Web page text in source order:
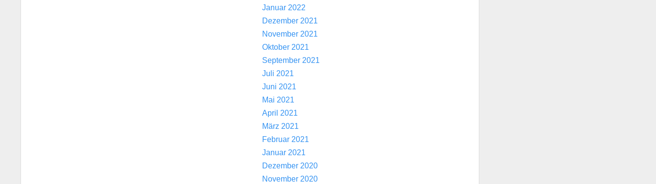
Januar 2022
Dezember 2021
November 2021
Oktober 2021
September 2021
Juli 2021
Juni 2021
Mai 2021
April 2021
März 2021
Februar 2021
Januar 2021
Dezember 2020
November 2020